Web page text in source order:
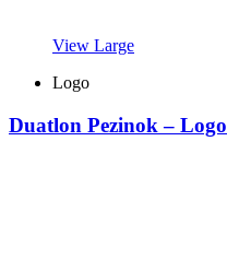
View Large
Logo
Duatlon Pezinok – Logo